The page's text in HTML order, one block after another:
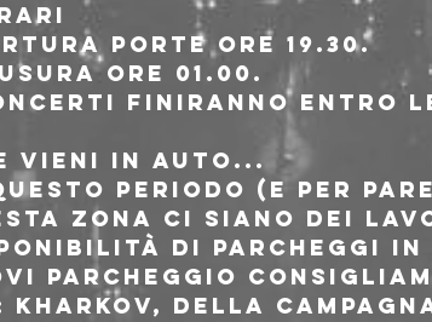
porte ore 19.30.
ore 01.00.
finiranno entro le
VIENI IN AUTO...
periodo (e per
zona ci siano dei
di parcheggi in
parcheggio
Kharkov, della